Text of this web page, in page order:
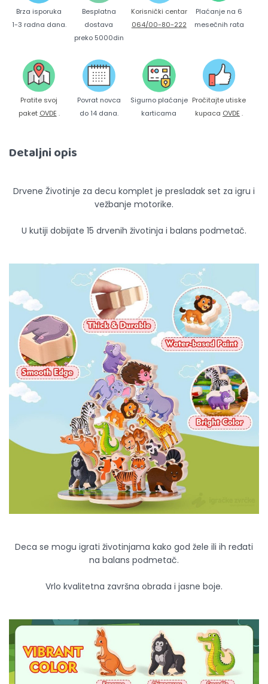
Brza isporuka
1-3 radna dana.
Besplatna
dostava
preko 5000din
Korisnički centar
064/00-80-222
Plaćanje na 6
mesečnih rata
Pratite svoj
paket OVDE .
Povrat novca
do 14 dana.
Sigurno plaćanje
karticama
Pročitajte utiske
kupaca OVDE .
Detaljni opis
Drvene Životinje za decu komplet je presladak set za igru i
vežbanje motorike.
U kutiji dobijate 15 drvenih životinja i balans podmetač.
Deca se mogu igrati životinjama kako god žele ili ih ređati
na balans podmetač.
Vrlo kvalitetna završna obrada i jasne boje.